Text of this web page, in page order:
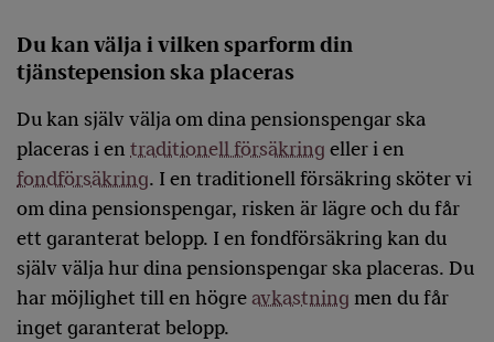
Du kan välja i vilken sparform din
tjänstepension ska placeras
Du kan själv välja om dina pensionspengar ska
placeras i en traditionell försäkring eller i en
fondförsäkring. I en traditionell försäkring sköter vi
om dina pensionspengar, risken är lägre och du får
ett garanterat belopp. I en fondförsäkring kan du
själv välja hur dina pensionspengar ska placeras. Du
har möjlighet till en högreavkastning men du får
inget garanterat belopp.